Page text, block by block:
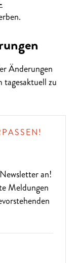
Änderungen
tagesaktuell zu
Newsletteran!
Meldungen